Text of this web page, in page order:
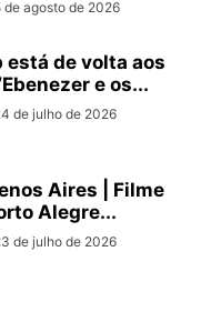
de agosto de 2026
está de volta aos
e os...
de julho de 2026
Aires | Filme
Alegre...
de julho de 2026